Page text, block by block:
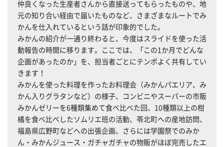
仲良くなった生産者さんから直接送ってもらったものや、地
元の知り合い経由で届いたものなど、さまざまなルートでみ
かんを仕入れているという話が印象的でした。
みかんの紹介が一通り終わると、今度はスライドを使った活
動報告の時間に移ります。ここでは、「この1か月でどんな
企画があったのか」を、担当者ごとにテンポよく共有してい
きます！
みかんを使った料理を作ったお料理会（みかんパエリア、み
かん入りグラタンなど）の様子、コンビニやスーパーの市販
みかんゼリーを6種類集めて食べ比べた回、10種類以上の柑
橘を食べ比べしたソムリエ班の活動、苓北町への産地訪問、
福島県広野町などへの出張企画、さらには学園祭でのみか
ん・みかんジュース・ガチャガチャの物販がほぼ完売したエ